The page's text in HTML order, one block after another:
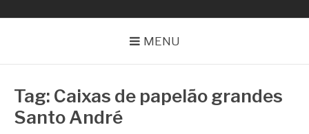
MENU
Tag: Caixas de papelão grandes
Santo André